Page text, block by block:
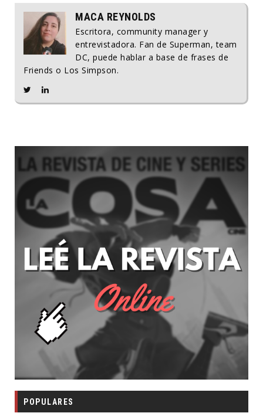
MACA REYNOLDS
Escritora, community manager y
entrevistadora. Fan de Superman, team
DC, puede hablar a base de frases de
Friends o Los Simpson.
POPULARES